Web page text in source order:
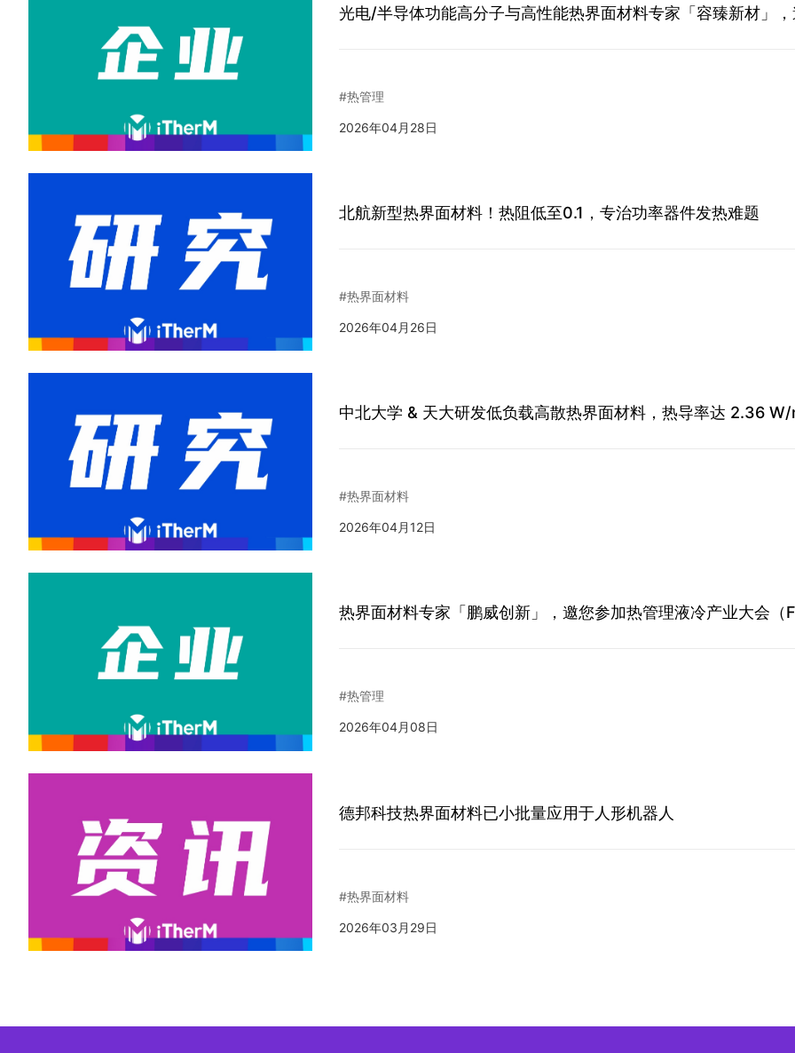
光电/半导体功能高分子与高性能热界面材料专家「容臻新材」
#热管理
2026年04月28日
北航新型热界面材料！热阻低至0.1，专治功率器件发热难题
#热界面材料
2026年04月26日
中北大学 & 天大研发低负载高散热界面材料，热导率达 2.36
#热界面材料
2026年04月12日
热界面材料专家「鹏威创新」，邀您参加热管理液冷产业大会（
#热管理
2026年04月08日
德邦科技热界面材料已小批量应用于人形机器人
#热界面材料
2026年03月29日